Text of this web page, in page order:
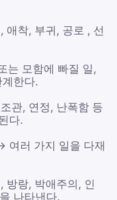
애착, 부귀, 공로 , 선
는 모함에 빠질 일,
한다.
관, 연정, 난폭함 등
다.
여러 가지 일을 다재
방랑, 박애주의, 인
나타낸다.